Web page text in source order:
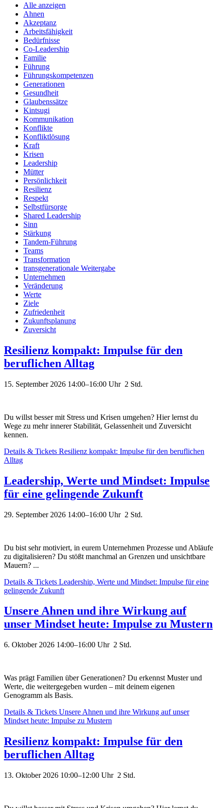
Alle anzeigen
Ahnen
Akzeptanz
Arbeitsfähigkeit
Bedürfnisse
Co-Leadership
Familie
Führung
Führungskompetenzen
Generationen
Gesundheit
Glaubenssätze
Kintsugi
Kommunikation
Konflikte
Konfliktlösung
Kraft
Krisen
Leadership
Mütter
Persönlichkeit
Resilienz
Respekt
Selbstfürsorge
Shared Leadership
Sinn
Stärkung
Tandem-Führung
Teams
Transformation
transgenerationale Weitergabe
Unternehmen
Veränderung
Werte
Ziele
Zufriedenheit
Zukunftsplanung
Zuversicht
Resilienz kompakt: Impulse für den
beruflichen Alltag
15. September 2026 14:00–16:00 Uhr 2 Std.
Du willst besser mit Stress und Krisen umgehen? Hier lernst du
Wege zu mehr innerer Stabilität, Gelassenheit und Zuversicht
kennen.
Details & Tickets Resilienz kompakt: Impulse für den beruflichen
Alltag
Leadership, Werte und Mindset: Impulse
für eine gelingende Zukunft
29. September 2026 14:00–16:00 Uhr 2 Std.
Du bist sehr motiviert, in eurem Unternehmen Prozesse und Abläufe
zu digitalisieren? Du stößt manchmal an Grenzen und unsichtbare
Mauern? ...
Details & Tickets Leadership, Werte und Mindset: Impulse für eine
gelingende Zukunft
Unsere Ahnen und ihre Wirkung auf
unser Mindset heute: Impulse zu Mustern
6. Oktober 2026 14:00–16:00 Uhr 2 Std.
Was prägt Familien über Generationen? Du erkennst Muster und
Werte, die weitergegeben wurden – mit deinem eigenen
Genogramm als Basis.
Details & Tickets Unsere Ahnen und ihre Wirkung auf unser
Mindset heute: Impulse zu Mustern
Resilienz kompakt: Impulse für den
beruflichen Alltag
13. Oktober 2026 10:00–12:00 Uhr 2 Std.